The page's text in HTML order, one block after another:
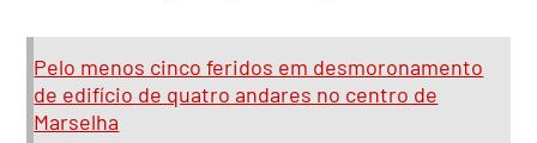
Pelo menos cinco feridos em desmoronamento
de edifício de quatro andares no centro de
Marselha